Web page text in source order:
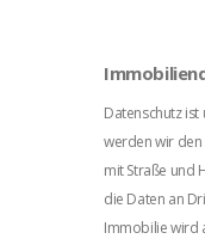
Datenschutz
werden wir
mit Straße und
die Daten an
Immobilie wird